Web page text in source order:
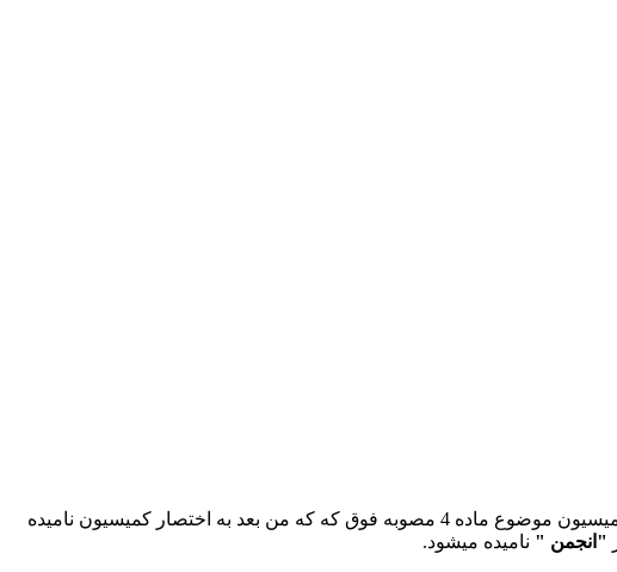
به استناد مصوبه دویست و شصت و دومین جلسه مورخ 7/8/1380 شورای عالی انقلاب فرهنگی و آیین نامه و تصویب کمیسیون موضوع ماده 4 مصوبه فوق که که من بعد به اختصار کمیسیون نامیده
"انجمن " نامیده میشود.